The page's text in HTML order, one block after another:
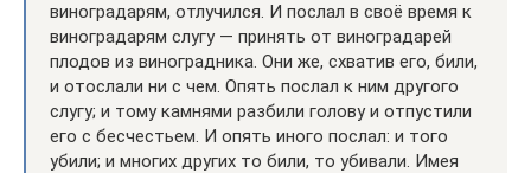
виноградарям, отлучился. И послал в своё время к
виноградарям слугу — принять от виноградарей
плодов из виноградника. Они же, схватив его, били,
и отослали ни с чем. Опять послал к ним другого
слугу; и тому камнями разбили голову и отпустили
его с бесчестьем. И опять иного послал: и того
убили; и многих других то били, то убивали. Имея